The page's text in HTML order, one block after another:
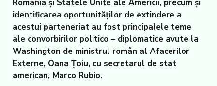
România și Statele Unite ale Americii, precum și
identificarea oportunităților de extindere a
acestui parteneriat au fost principalele teme
ale convorbirilor politico – diplomatice avute la
Washington de ministrul român al Afacerilor
Externe, Oana Țoiu, cu secretarul de stat
american, Marco Rubio.